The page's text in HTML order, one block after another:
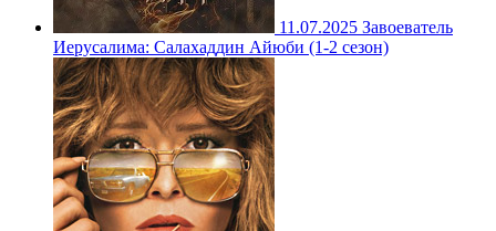
11.07.2025 Завоеватель
Иерусалима: Салахаддин Айюби (1-2 сезон)